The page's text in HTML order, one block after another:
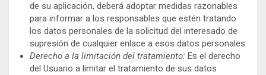
de su aplicación, deberá adoptar medidas razonables
para informar a los responsables que estén tratando
los datos personales de la solicitud del interesado de
supresión de cualquier enlace a esos datos personales.
Derecho a la limitación del tratamiento: Es el derecho
del Usuario a limitar el tratamiento de sus datos